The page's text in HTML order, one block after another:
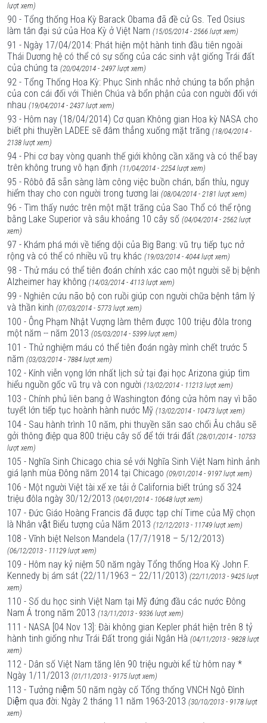
lượt xem)
90 - Tổng thống Hoa Kỳ Barack Obama đã đề cử Gs. Ted Osius
làm tân đại sứ của Hoa Kỳ ở Việt Nam (15/05/2014 - 2566 lượt xem)
91 - Ngày 17/04/2014: Phát hiện một hành tinh đầu tiên ngoài
Thái Dương hệ có thể có sự sống của các sinh vật giống Trái đất
của chúng ta (20/04/2014 - 2497 lượt xem)
92 - Tổng Thống Hoa Kỳ: Phục Sinh nhắc nhở chúng ta bổn phận
của con cái đối với Thiên Chúa và bổn phận của con người đối với
nhau (19/04/2014 - 2437 lượt xem)
93 - Hôm nay (18/04/2014) Cơ quan Không gian Hoa kỳ NASA cho
biết phi thuyền LADEE sẽ đâm thẳng xuống mặt trăng (18/04/2014 -
2138 lượt xem)
94 - Phi cơ bay vòng quanh thế giới không cần xăng và có thể bay
trên không trung vô hạn định (11/04/2014 - 2254 lượt xem)
95 - Rôbô đã sẵn sàng làm công việc buồn chán, bẩn thỉu, nguy
hiểm thay cho con người trong tương lai (08/04/2014 - 2181 lượt xem)
96 - Tìm thấy nước trên một mặt trăng của Sao Thổ có thể rộng
bằng Lake Superior và sâu khoảng 10 cây số (04/04/2014 - 2562 lượt
xem)
97 - Khám phá mới về tiếng dội của Big Bang: vũ trụ tiếp tục nở
rộng và có thể có nhiều vũ trụ khác (19/03/2014 - 4044 lượt xem)
98 - Thử máu có thể tiên đoán chính xác cao một người sẽ bị bệnh
Alzheimer hay không (14/03/2014 - 4113 lượt xem)
99 - Nghiên cứu não bộ con ruồi giúp con người chữa bệnh tâm lý
và thần kinh (07/03/2014 - 5773 lượt xem)
100 - Ông Phạm Nhật Vượng làm thêm được 100 triệu đôla trong
một năm -- năm 2013 (05/03/2014 - 5399 lượt xem)
101 - Thử nghiệm máu có thể tiên đoán ngày mình chết trước 5
năm (03/03/2014 - 7884 lượt xem)
102 - Kính viễn vọng lớn nhất lịch sử tại đại học Arizona giúp tìm
hiểu nguồn gốc vũ trụ và con người (13/02/2014 - 11213 lượt xem)
103 - Chính phủ liên bang ở Washington đóng cửa hôm nay vì bão
tuyết lớn tiếp tục hoành hành nước Mỹ (13/02/2014 - 10473 lượt xem)
104 - Sau hành trình 10 năm, phi thuyền săn sao chổi Âu châu sẽ
gởi thông điệp qua 800 triệu cây số để tới trái đất (28/01/2014 - 10753
lượt xem)
105 - Nghĩa Sinh Chicago chia sẻ với Nghĩa Sinh Việt Nam hình ảnh
giá lạnh mùa Đông năm 2014 tại Chicago (09/01/2014 - 9197 lượt xem)
106 - Một người Việt tài xế xe tải ở California biết trúng số 324
triệu đôla ngày 30/12/2013 (04/01/2014 - 10648 lượt xem)
107 - Đức Giáo Hoàng Francis đã được tạp chí Time của Mỹ chọn
là Nhân vật Biểu tượng của Năm 2013 (12/12/2013 - 11749 lượt xem)
108 - Vĩnh biệt Nelson Mandela (17/7/1918 – 5/12/2013)
(06/12/2013 - 11129 lượt xem)
109 - Hôm nay kỷ niệm 50 năm ngày Tổng thống Hoa Kỳ John F.
Kennedy bị ám sát (22/11/1963 – 22/11/2013) (22/11/2013 - 9425 lượt
xem)
110 - Số du học sinh Việt Nam tại Mỹ đứng đầu các nước Đông
Nam Á trong năm 2013 (13/11/2013 - 9336 lượt xem)
111 - NASA [04 Nov 13]: Đài không gian Kepler phát hiện trên 8 tỷ
hành tinh giống như Trái Đất trong giải Ngân Hà (04/11/2013 - 9828 lượt
xem)
112 - Dân số Việt Nam tăng lên 90 triệu người kể từ hôm nay *
Ngày 1/11/2013 (01/11/2013 - 9175 lượt xem)
113 - Tưởng niệm 50 năm ngày cố Tổng thống VNCH Ngô Đình
Diệm qua đời: Ngày 2 tháng 11 năm 1963-2013 (30/10/2013 - 9178 lượt
xem)